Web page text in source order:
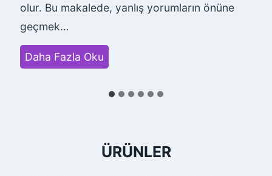
olur. Bu makalede, yanlış yorumların önüne
geçmek…
Daha Fazla Oku
m
H
ÜRÜNLER